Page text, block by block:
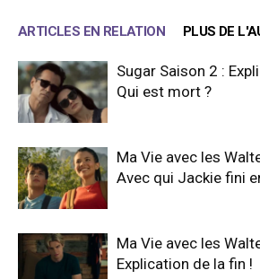
ARTICLES EN RELATION PLUS DE
Sugar Saison 2 :
Qui est mort ?
Ma Vie avec les
Avec qui Jackie fini
Ma Vie avec les
Explication de la fin !